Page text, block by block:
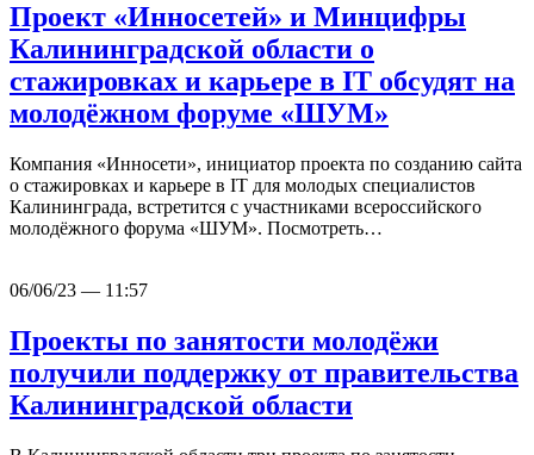
Проект «Инносетей» и Минцифры
Калининградской области о
стажировках и карьере в IT обсудят на
молодёжном форуме «ШУМ»
Компания «Инносети», инициатор проекта по созданию сайта
о стажировках и карьере в IT для молодых специалистов
Калининграда, встретится с участниками всероссийского
молодёжного форума «ШУМ». Посмотреть…
06/06/23 — 11:57
Проекты по занятости молодёжи
получили поддержку от правительства
Калининградской области